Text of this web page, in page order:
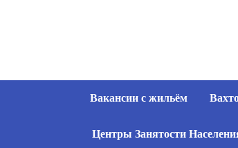
Вакансии с жильём
Центры Занятости